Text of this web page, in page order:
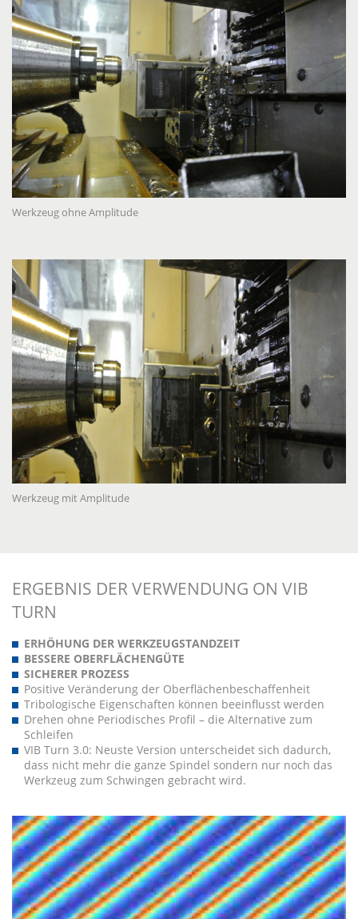
Werkzeug ohne Amplitude
Werkzeug mit Amplitude
ERGEBNIS DER VERWENDUNG ON VIB
TURN
ERHÖHUNG DER WERKZEUGSTANDZEIT
BESSERE OBERFLÄCHENGÜTE
SICHERER PROZESS
Positive Veränderung der Oberflächenbeschaffenheit
Tribologische Eigenschaften können beeinflusst werden
Drehen ohne Periodisches Profil – die Alternative zum
Schleifen
VIB Turn 3.0: Neuste Version unterscheidet sich dadurch,
dass nicht mehr die ganze Spindel sondern nur noch das
Werkzeug zum Schwingen gebracht wird.